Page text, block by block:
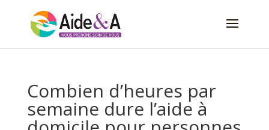
Combien d’heures par
semaine dure l’aide à